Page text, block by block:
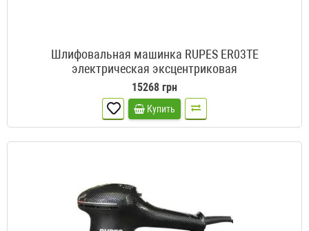
Шлифовальная машинка RUPES ER03TE
электрическая эксцентриковая
15268 грн
Купить